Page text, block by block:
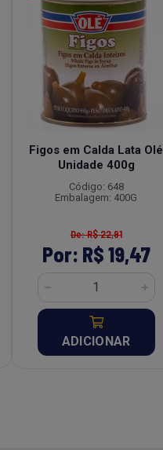
Figos em Calda Lata Olé
Unidade 400g
Código: 648
Embalagem: 400G
De: R$ 22,91
Por: R$ 19,47
ADICIONAR